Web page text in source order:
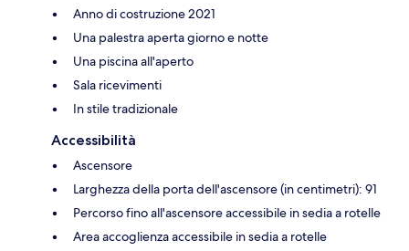
Anno di costruzione 2021
Una palestra aperta giorno e notte
Una piscina all'aperto
Sala ricevimenti
In stile tradizionale
Accessibilità
Ascensore
Larghezza della porta dell'ascensore (in centimetri): 91
Percorso fino all'ascensore accessibile in sedia a rotelle
Area accoglienza accessibile in sedia a rotelle